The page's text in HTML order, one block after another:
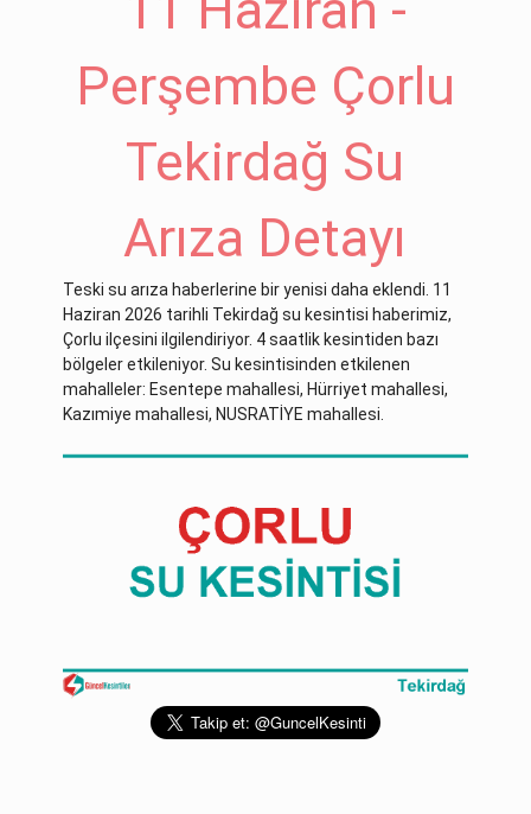
Perşembe Çorlu
Tekirdağ Su
Arıza Detayı
Teski su arıza haberlerine bir yenisi daha eklendi. 11
Haziran 2026 tarihli Tekirdağ su kesintisi haberimiz,
Çorlu ilçesini ilgilendiriyor. 4 saatlik kesintiden bazı
bölgeler etkileniyor. Su kesintisinden etkilenen
mahalleler: Esentepe mahallesi, Hürriyet mahallesi,
Kazımiye mahallesi, NUSRATİYE mahallesi.